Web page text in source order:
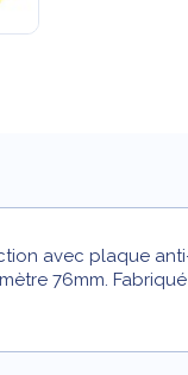
avec plaque
76mm.